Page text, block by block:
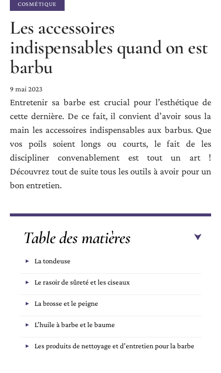
COSMÉTIQUE
Les accessoires
indispensables quand on est
barbu
9 mai 2023
Entretenir sa barbe est crucial pour l’esthétique de
cette dernière. De ce fait, il convient d’avoir sous la
main les accessoires indispensables aux barbus. Que
vos poils soient longs ou courts, le fait de les
discipliner convenablement est tout un art !
Découvrez tout de suite tous les outils à avoir pour un
bon entretien.
Table des matières
La tondeuse
Le rasoir de sûreté et les ciseaux
La brosse et le peigne
L’huile à barbe et le baume
Les produits de nettoyage et d’entretien pour la barbe